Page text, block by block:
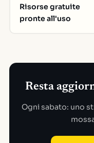
Risorse gratuite
pronte all'uso
Resta
Ogni sabato: uno